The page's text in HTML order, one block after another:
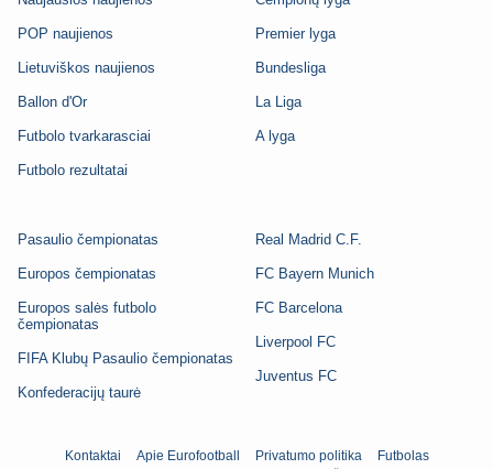
POP naujienos
Lietuviškos naujienos
Ballon d'Or
Futbolo tvarkarasciai
Futbolo rezultatai
Premier lyga
Bundesliga
La Liga
A lyga
Pasaulio čempionatas
Europos čempionatas
Europos salės futbolo
čempionatas
FIFA Klubų Pasaulio čempionatas
Konfederacijų taurė
Real Madrid C.F.
FC Bayern Munich
FC Barcelona
Liverpool FC
Juventus FC
Kontaktai Apie Eurofootball Privatumo politika Futbolas